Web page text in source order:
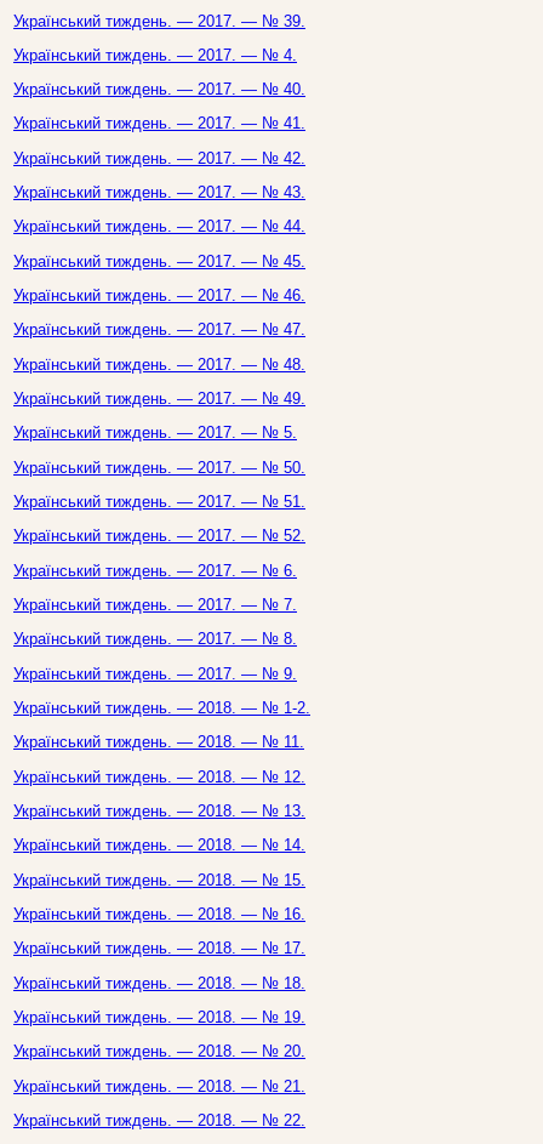
Український тиждень. — 2017. — № 39.
Український тиждень. — 2017. — № 4.
Український тиждень. — 2017. — № 40.
Український тиждень. — 2017. — № 41.
Український тиждень. — 2017. — № 42.
Український тиждень. — 2017. — № 43.
Український тиждень. — 2017. — № 44.
Український тиждень. — 2017. — № 45.
Український тиждень. — 2017. — № 46.
Український тиждень. — 2017. — № 47.
Український тиждень. — 2017. — № 48.
Український тиждень. — 2017. — № 49.
Український тиждень. — 2017. — № 5.
Український тиждень. — 2017. — № 50.
Український тиждень. — 2017. — № 51.
Український тиждень. — 2017. — № 52.
Український тиждень. — 2017. — № 6.
Український тиждень. — 2017. — № 7.
Український тиждень. — 2017. — № 8.
Український тиждень. — 2017. — № 9.
Український тиждень. — 2018. — № 1-2.
Український тиждень. — 2018. — № 11.
Український тиждень. — 2018. — № 12.
Український тиждень. — 2018. — № 13.
Український тиждень. — 2018. — № 14.
Український тиждень. — 2018. — № 15.
Український тиждень. — 2018. — № 16.
Український тиждень. — 2018. — № 17.
Український тиждень. — 2018. — № 18.
Український тиждень. — 2018. — № 19.
Український тиждень. — 2018. — № 20.
Український тиждень. — 2018. — № 21.
Український тиждень. — 2018. — № 22.